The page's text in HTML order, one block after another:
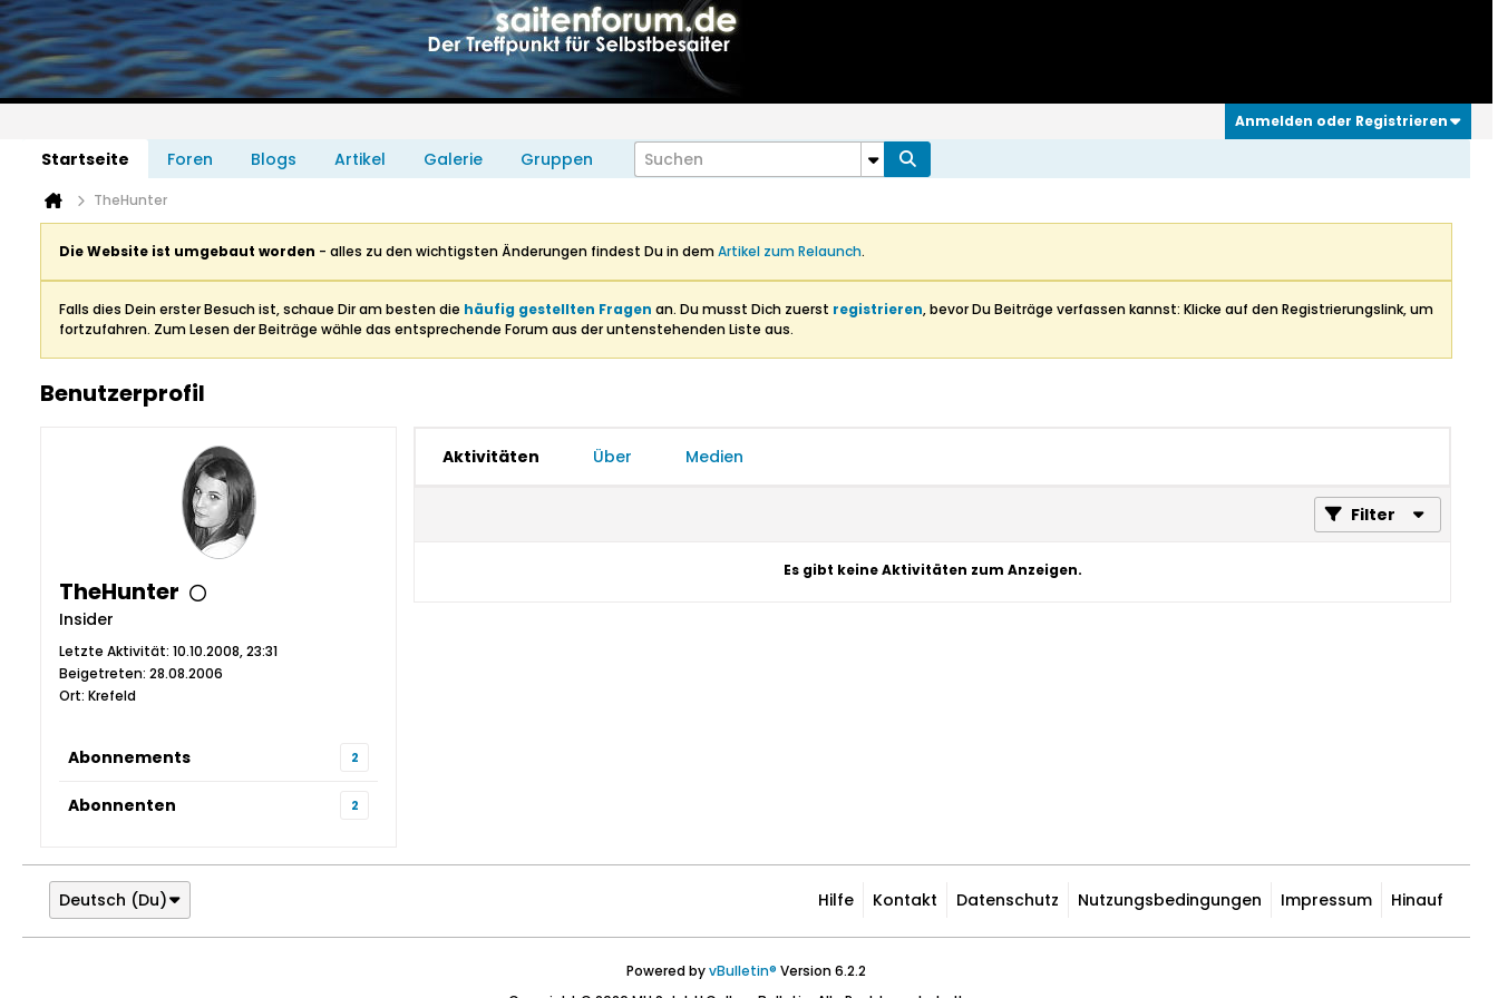
Anmelden oder Registrieren
Startseite Foren Blogs Artikel Galerie Gruppen
TheHunter
Die Website ist umgebaut worden - alles zu den wichtigsten Änderungen findest Du in demArtikel zum Relaunch.
Falls dies Dein erster Besuch ist, schaue Dir am besten die häufig gestellten Fragen an. Du musst Dich zuerst registrieren, bevor Du Beiträge verfassen kannst: Klicke auf den Registrierungslink, um
fortzufahren. Zum Lesen der Beiträge wähle das entsprechende Forum aus der untenstehenden Liste aus.
Benutzerprofil
TheHunter
Insider
Letzte Aktivität: 10.10.2008, 23:31
Beigetreten: 28.08.2006
Ort: Krefeld
Abonnements 2
Abonnenten 2
Aktivitäten Über Medien
Filter
Es gibt keine Aktivitäten zum Anzeigen.
Deutsch (Du) Hilfe Kontakt Datenschutz Nutzungsbedingungen Impressum Hinauf
Powered byvBulletin® Version 6.2.2